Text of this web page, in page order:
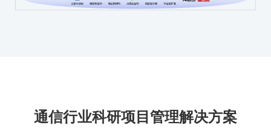
通信行业科研项目管理解决方案